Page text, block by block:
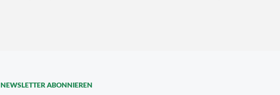
NEWSLETTER ABONNIEREN